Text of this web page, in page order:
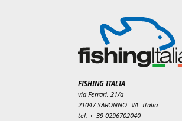
FISHING ITALIA
via Ferrari, 21/a
21047 SARONNO -VA- Italia
tel. ++39 0296702040